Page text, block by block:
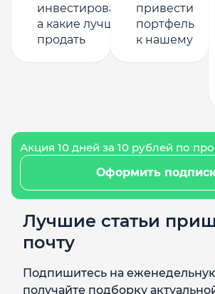
инвестировать,
а какие лучше
продать
привести
портфель
к нашему
Акция 10 дней за 10 рублей по
Оформить
Лучшие статьи
почту
Подпишитесь на
получайте подборку